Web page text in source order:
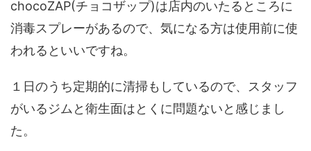
chocoZAP(チョコザップ)は店内のいたるところに
消毒スプレーがあるので、気になる方は使用前に使
われるといいですね。
１日のうち定期的に清掃もしているので、スタッフ
がいるジムと衛生面はとくに問題ないと感じまし
た。